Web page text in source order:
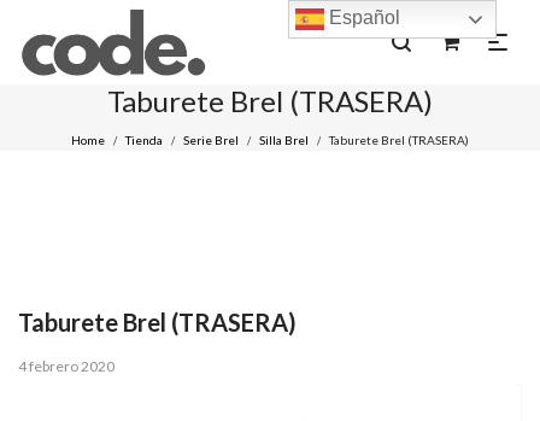
Taburete Brel (TRASERA)
Home / Tienda / Serie Brel / Silla Brel / Taburete Brel (TRASERA)
Taburete Brel (TRASERA)
Posted
4 febrero 2020
Español